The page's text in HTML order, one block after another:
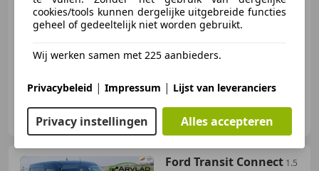
Arvlad Cars
NL-3646 AK WAVERVEEN
Ford Transit Connect 1.5
cookies/tools kunnen dergelijke uitgebreide functies
geheel of gedeeltelijk niet worden gebruikt.
Wij werken samen met 225 aanbieders.
Privacybeleid | Impressum | Lijst van leveranciers
Privacy instellingen Alles accepteren